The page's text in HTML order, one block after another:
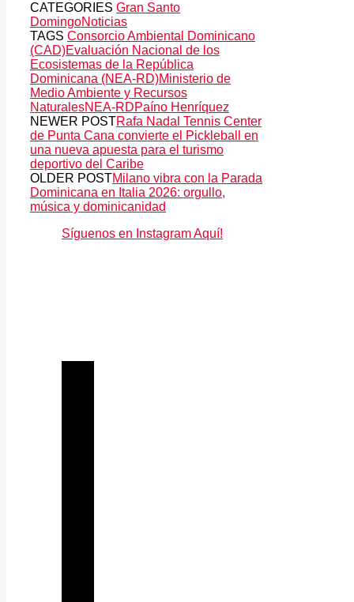
CATEGORIES Gran Santo
DomingoNoticias
TAGS Consorcio Ambiental Dominicano
(CAD)Evaluación Nacional de los
Ecosistemas de la República
Dominicana (NEA-RD)Ministerio de
Medio Ambiente y Recursos
NaturalesNEA-RDPaíno Henríquez
NEWER POSTRafa Nadal Tennis Center
de Punta Cana convierte el Pickleball en
una nueva apuesta para el turismo
deportivo del Caribe
OLDER POSTMilano vibra con la Parada
Dominicana en Italia 2026: orgullo,
música y dominicanidad
Síguenos en Instagram Aquí!